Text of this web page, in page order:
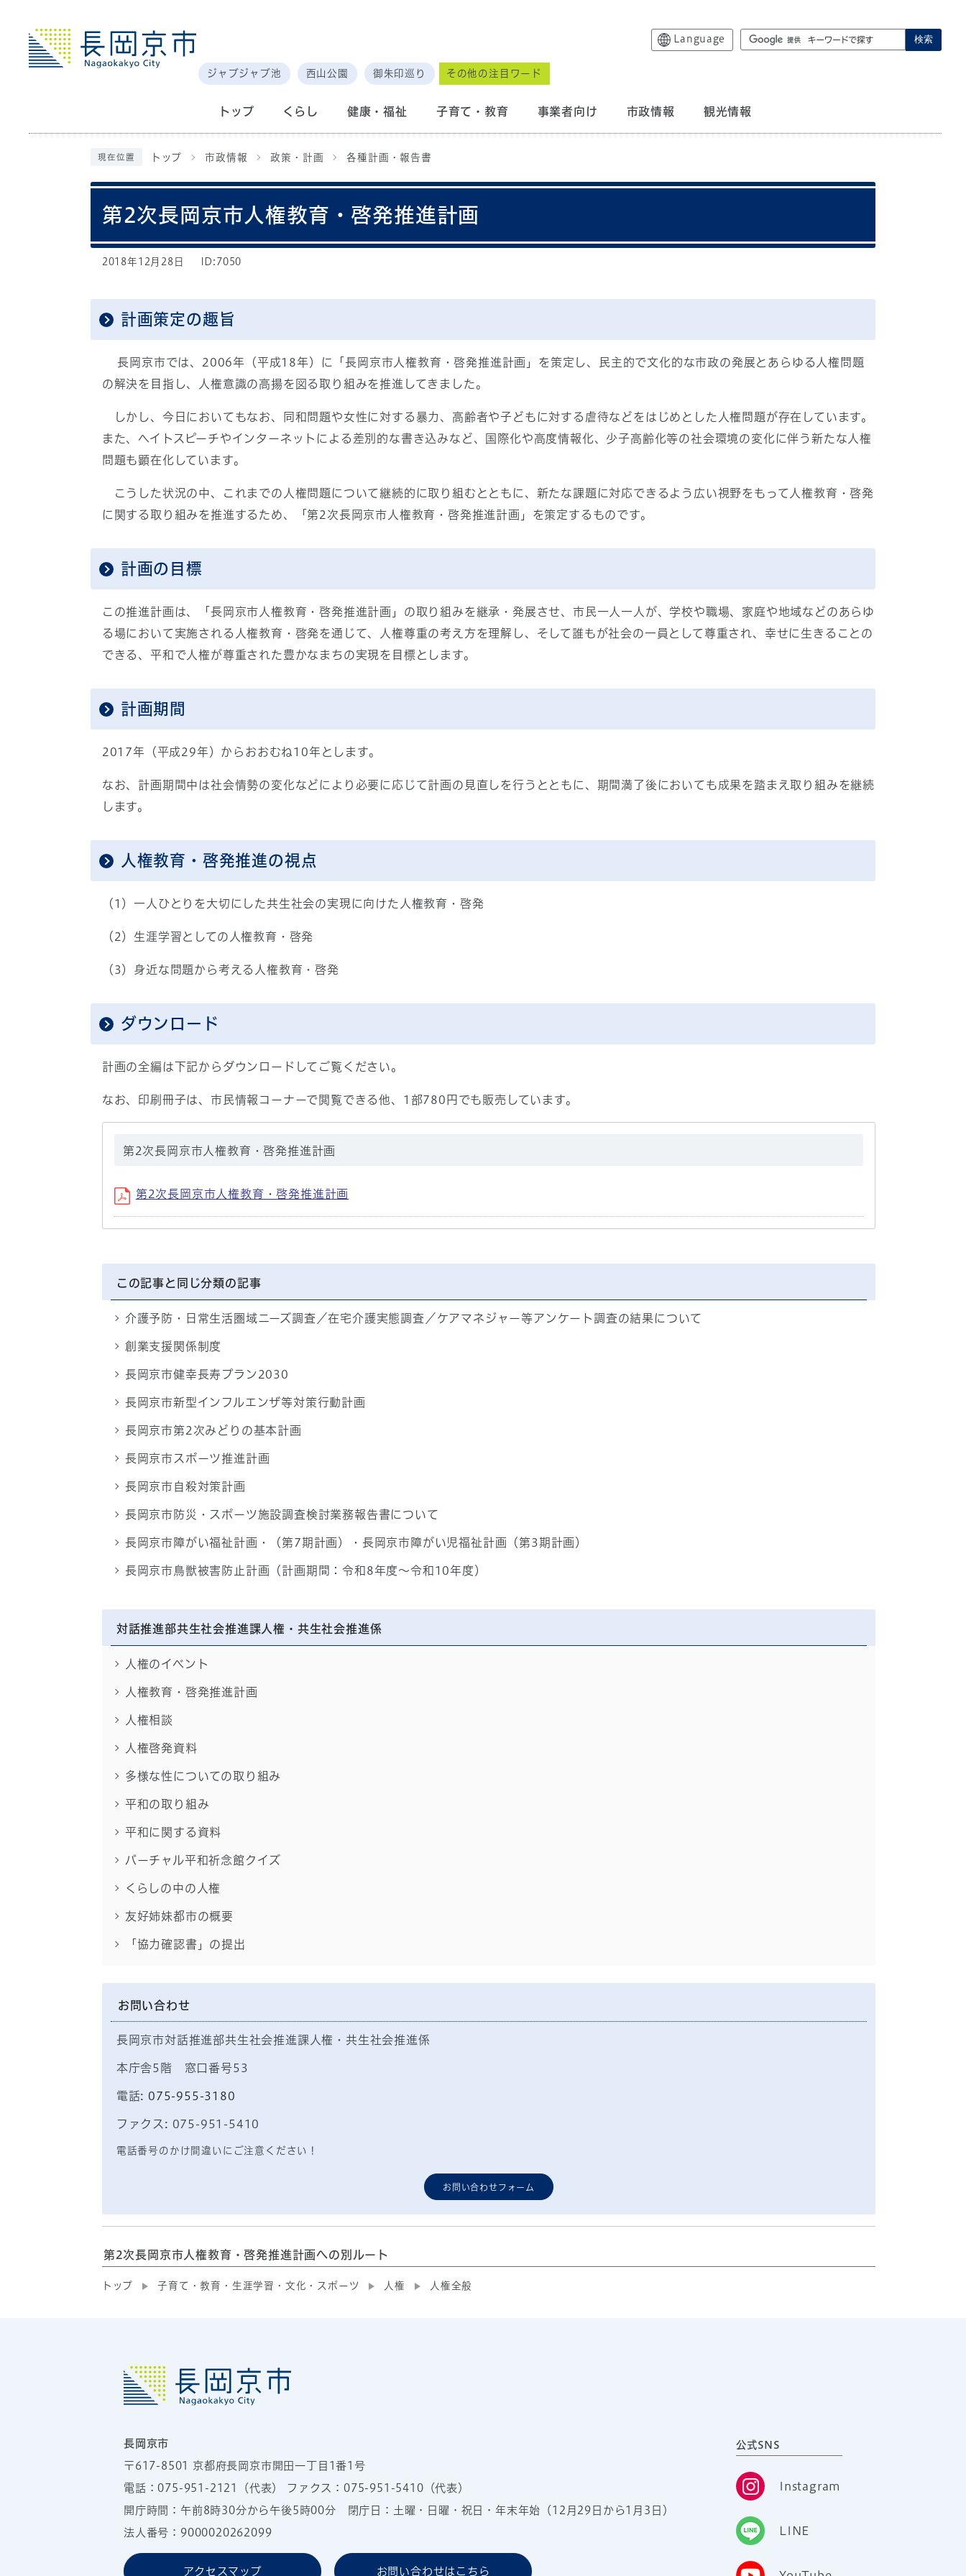
Language 検索
ジャブジャブ池 西山公園 御朱印巡り その他の注目ワード
トップ くらし 健康・福祉 子育て・教育 事業者向け 市政情報 観光情報
現在位置 トップ 市政情報 政策・計画 各種計画・報告書
第2次長岡京市人権教育・啓発推進計画
2018年12月28日 ID:7050
計画策定の趣旨
長岡京市では、2006年（平成18年）に「長岡京市人権教育・啓発推進計画」を策定し、民主的で文化的な市政の発展とあらゆる人権問題
の解決を目指し、人権意識の高揚を図る取り組みを推進してきました。
しかし、今日においてもなお、同和問題や女性に対する暴力、高齢者や子どもに対する虐待などをはじめとした人権問題が存在しています。
また、ヘイトスピーチやインターネットによる差別的な書き込みなど、国際化や高度情報化、少子高齢化等の社会環境の変化に伴う新たな人権
問題も顕在化しています。
こうした状況の中、これまでの人権問題について継続的に取り組むとともに、新たな課題に対応できるよう広い視野をもって人権教育・啓発
に関する取り組みを推進するため、「第2次長岡京市人権教育・啓発推進計画」を策定するものです。
計画の目標
この推進計画は、「長岡京市人権教育・啓発推進計画」の取り組みを継承・発展させ、市民一人一人が、学校や職場、家庭や地域などのあらゆ
る場において実施される人権教育・啓発を通じて、人権尊重の考え方を理解し、そして誰もが社会の一員として尊重され、幸せに生きることの
できる、平和で人権が尊重された豊かなまちの実現を目標とします。
計画期間
2017年（平成29年）からおおむね10年とします。
なお、計画期間中は社会情勢の変化などにより必要に応じて計画の見直しを行うとともに、期間満了後においても成果を踏まえ取り組みを継続
します。
人権教育・啓発推進の視点
（1）一人ひとりを大切にした共生社会の実現に向けた人権教育・啓発
（2）生涯学習としての人権教育・啓発
（3）身近な問題から考える人権教育・啓発
ダウンロード
計画の全編は下記からダウンロードしてご覧ください。
なお、印刷冊子は、市民情報コーナーで閲覧できる他、1部780円でも販売しています。
第2次長岡京市人権教育・啓発推進計画
第2次長岡京市人権教育・啓発推進計画
この記事と同じ分類の記事
介護予防・日常生活圏域ニーズ調査／在宅介護実態調査／ケアマネジャー等アンケート調査の結果について
創業支援関係制度
長岡京市健幸長寿プラン2030
長岡京市新型インフルエンザ等対策行動計画
長岡京市第2次みどりの基本計画
長岡京市スポーツ推進計画
長岡京市自殺対策計画
長岡京市防災・スポーツ施設調査検討業務報告書について
長岡京市障がい福祉計画・（第7期計画）・長岡京市障がい児福祉計画（第3期計画）
長岡京市鳥獣被害防止計画（計画期間：令和8年度～令和10年度）
対話推進部共生社会推進課人権・共生社会推進係
人権のイベント
人権教育・啓発推進計画
人権相談
人権啓発資料
多様な性についての取り組み
平和の取り組み
平和に関する資料
バーチャル平和祈念館クイズ
くらしの中の人権
友好姉妹都市の概要
「協力確認書」の提出
お問い合わせ
長岡京市対話推進部共生社会推進課人権・共生社会推進係
本庁舎5階 窓口番号53
電話: 075-955-3180
ファクス: 075-951-5410
電話番号のかけ間違いにご注意ください！
お問い合わせフォーム
第2次長岡京市人権教育・啓発推進計画への別ルート
トップ 子育て・教育・生涯学習・文化・スポーツ 人権 人権全般
長岡京市
〒617-8501 京都府長岡京市開田一丁目1番1号
電話：075-951-2121 （代表） ファクス：075-951-5410（代表）
開庁時間：午前8時30分から午後5時00分 閉庁日：土曜・日曜・祝日・年末年始（12月29日から1月3日）
法人番号：9000020262099
アクセスマップ お問い合わせはこちら
公式SNS
Instagram
LINE